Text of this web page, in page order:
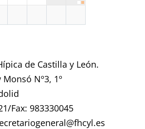
de Castilla y León.
Nº3, 1º
Fax: 983330045